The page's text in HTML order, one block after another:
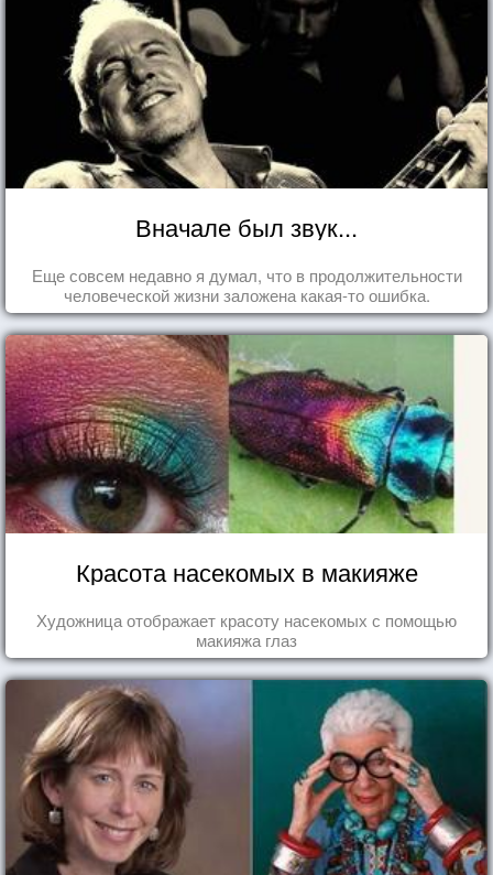
Вначале был звук...
Еще совсем недавно я думал, что в продолжительности
человеческой жизни заложена какая-то ошибка.
Красота насекомых в макияже
Художница отображает красоту насекомых с помощью
макияжа глаз